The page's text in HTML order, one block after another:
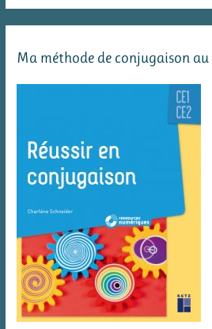
Ma méthode de conjugaison au